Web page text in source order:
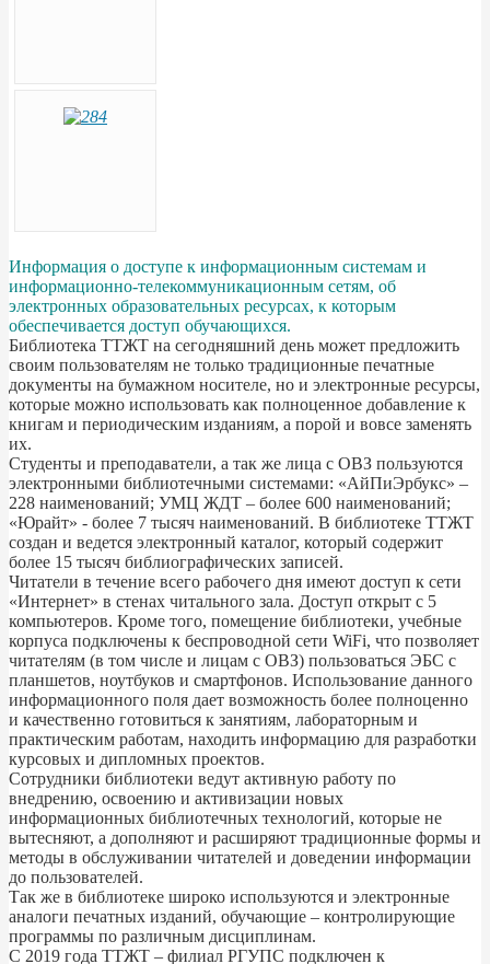
Информация о доступе к информационным системам и
информационно-телекоммуникационным сетям, об
электронных образовательных ресурсах, к которым
обеспечивается доступ обучающихся.
Библиотека ТТЖТ на сегодняшний день может предложить
своим пользователям не только традиционные печатные
документы на бумажном носителе, но и электронные ресурсы,
которые можно использовать как полноценное добавление к
книгам и периодическим изданиям, а порой и вовсе заменять
их.
Студенты и преподаватели, а так же лица с ОВЗ пользуются
электронными библиотечными системами: «АйПиЭрбукс» –
228 наименований; УМЦ ЖДТ – более 600 наименований;
«Юрайт» - более 7 тысяч наименований. В библиотеке ТТЖТ
создан и ведется электронный каталог, который содержит
более 15 тысяч библиографических записей.
Читатели в течение всего рабочего дня имеют доступ к сети
«Интернет» в стенах читального зала. Доступ открыт с 5
компьютеров. Кроме того, помещение библиотеки, учебные
корпуса подключены к беспроводной сети WiFi, что позволяет
читателям (в том числе и лицам с ОВЗ) пользоваться ЭБС с
планшетов, ноутбуков и смартфонов. Использование данного
информационного поля дает возможность более полноценно
и качественно готовиться к занятиям, лабораторным и
практическим работам, находить информацию для разработки
курсовых и дипломных проектов.
Сотрудники библиотеки ведут активную работу по
внедрению, освоению и активизации новых
информационных библиотечных технологий, которые не
вытесняют, а дополняют и расширяют традиционные формы и
методы в обслуживании читателей и доведении информации
до пользователей.
Так же в библиотеке широко используются и электронные
аналоги печатных изданий, обучающие – контролирующие
программы по различным дисциплинам.
С 2019 года ТТЖТ – филиал РГУПС подключен к